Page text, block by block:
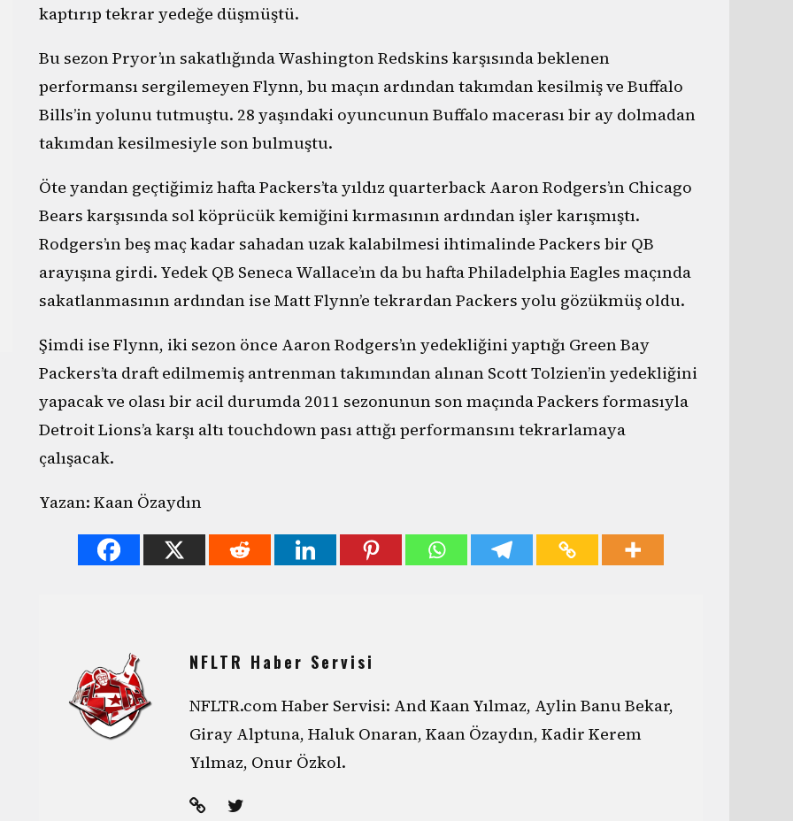
kaptırıp tekrar yedeğe düşmüştü.
Bu sezon Pryor’ın sakatlığında Washington Redskins karşısında beklenen
performansı sergilemeyen Flynn, bu maçın ardından takımdan kesilmiş ve Buffalo
Bills’in yolunu tutmuştu. 28 yaşındaki oyuncunun Buffalo macerası bir ay dolmadan
takımdan kesilmesiyle son bulmuştu.
Öte yandan geçtiğimiz hafta Packers’ta yıldız quarterback Aaron Rodgers’ın Chicago
Bears karşısında sol köprücük kemiğini kırmasının ardından işler karışmıştı.
Rodgers’ın beş maç kadar sahadan uzak kalabilmesi ihtimalinde Packers bir QB
arayışına girdi. Yedek QB Seneca Wallace’ın da bu hafta Philadelphia Eagles maçında
sakatlanmasının ardından ise Matt Flynn’e tekrardan Packers yolu gözükmüş oldu.
Şimdi ise Flynn, iki sezon önce Aaron Rodgers’ın yedekliğini yaptığı Green Bay
Packers’ta draft edilmemiş antrenman takımından alınan Scott Tolzien’in yedekliğini
yapacak ve olası bir acil durumda 2011 sezonunun son maçında Packers formasıyla
Detroit Lions’a karşı altı touchdown pası attığı performansını tekrarlamaya
çalışacak.
Yazan: Kaan Özaydın
NFLTR Haber Servisi
NFLTR.com Haber Servisi: And Kaan Yılmaz, Aylin Banu Bekar,
Giray Alptuna, Haluk Onaran, Kaan Özaydın, Kadir Kerem
Yılmaz, Onur Özkol.